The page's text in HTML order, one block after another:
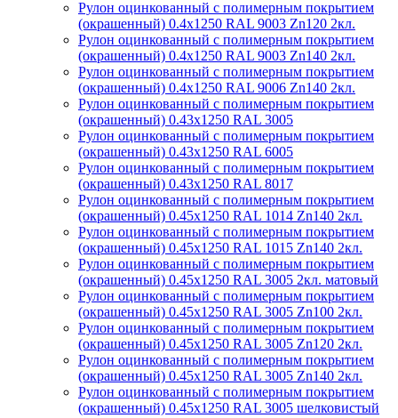
Рулон оцинкованный с полимерным покрытием
(окрашенный) 0.4x1250 RAL 9003 Zn120 2кл.
Рулон оцинкованный с полимерным покрытием
(окрашенный) 0.4x1250 RAL 9003 Zn140 2кл.
Рулон оцинкованный с полимерным покрытием
(окрашенный) 0.4x1250 RAL 9006 Zn140 2кл.
Рулон оцинкованный с полимерным покрытием
(окрашенный) 0.43x1250 RAL 3005
Рулон оцинкованный с полимерным покрытием
(окрашенный) 0.43x1250 RAL 6005
Рулон оцинкованный с полимерным покрытием
(окрашенный) 0.43x1250 RAL 8017
Рулон оцинкованный с полимерным покрытием
(окрашенный) 0.45x1250 RAL 1014 Zn140 2кл.
Рулон оцинкованный с полимерным покрытием
(окрашенный) 0.45x1250 RAL 1015 Zn140 2кл.
Рулон оцинкованный с полимерным покрытием
(окрашенный) 0.45x1250 RAL 3005 2кл. матовый
Рулон оцинкованный с полимерным покрытием
(окрашенный) 0.45x1250 RAL 3005 Zn100 2кл.
Рулон оцинкованный с полимерным покрытием
(окрашенный) 0.45x1250 RAL 3005 Zn120 2кл.
Рулон оцинкованный с полимерным покрытием
(окрашенный) 0.45x1250 RAL 3005 Zn140 2кл.
Рулон оцинкованный с полимерным покрытием
(окрашенный) 0.45x1250 RAL 3005 шелковистый